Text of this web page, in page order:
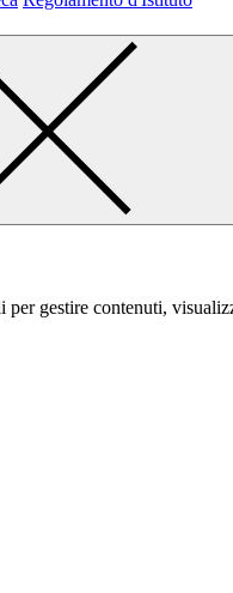
gestire contenuti,